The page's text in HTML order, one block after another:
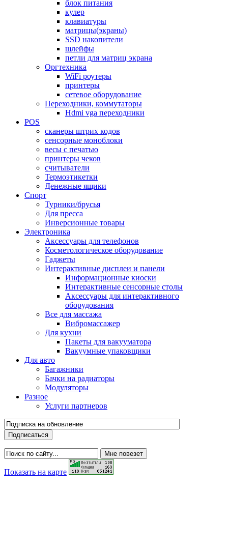
блок питания
кулер
клавиатуры
матрицы(экраны)
SSD накопители
шлейфы
петли для матриц экрана
Оргтехника
WiFi роутеры
принтеры
сетевое оборудование
Переходники, коммутаторы
Hdmi vga переходники
POS
сканеры штрих кодов
сенсорные моноблоки
весы с печатью
принтеры чеков
считыватели
Термоэтикетки
Денежные ящики
Спорт
Турники/брусья
Для пресса
Инверсионные товары
Электроника
Аксессуары для телефонов
Косметологическое оборудование
Гаджеты
Интерактивные дисплеи и панели
Информационные киоски
Интерактивные сенсорные столы
Аксессуары для интерактивного
оборудования
Все для массажа
Вибромассажер
Для кухни
Пакеты для вакууматора
Вакуумные упаковщики
Для авто
Багажники
Бачки на радиаторы
Модуляторы
Разное
Услуги партнеров
Показать на карте